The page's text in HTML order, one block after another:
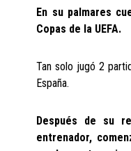
En su palmares
Copas de la UEFA.
Tan solo jugó 2
España.
Después de su
entrenador,